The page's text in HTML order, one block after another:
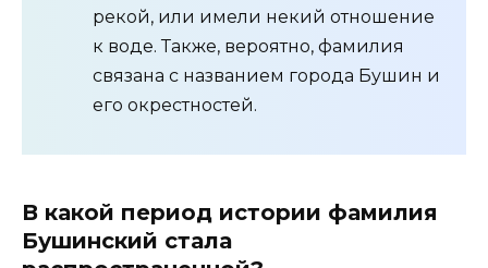
рекой, или имели некий отношение
к воде. Также, вероятно, фамилия
связана с названием города Бушин и
его окрестностей.
В какой период истории фамилия
Бушинский стала